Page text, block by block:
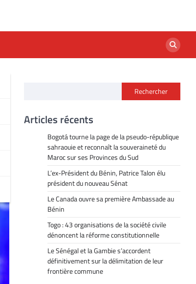
Rechercher
Articles récents
Bogotá tourne la page de la pseudo-république
sahraouie et reconnaît la souveraineté du
Maroc sur ses Provinces du Sud
L’ex-Président du Bénin, Patrice Talon élu
président du nouveau Sénat
Le Canada ouvre sa première Ambassade au
Bénin
Togo : 43 organisations de la société civile
dénoncent la réforme constitutionnelle
Le Sénégal et la Gambie s’accordent
définitivement sur la délimitation de leur
frontière commune